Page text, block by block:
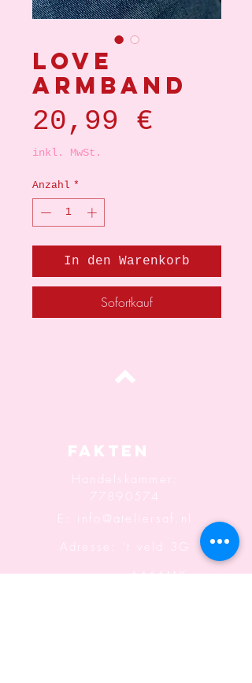
Love
armband
20,99 €
inkl. MwSt.
Anzahl *
In den Warenkorb
Sofortkauf
Fakten
Handelskammer:
77890574
info@ateliersaf.nl
Adresse: 't veld 3G
6666MK